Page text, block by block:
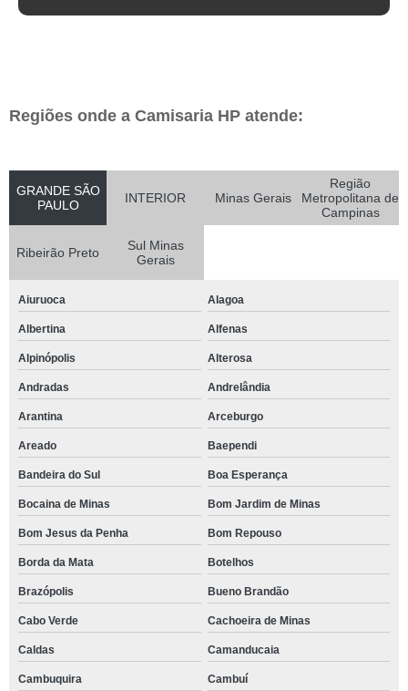
Regiões onde a Camisaria HP atende:
GRANDE SÃO
PAULO
INTERIOR Minas Gerais
Região
Metropolitana de
Campinas
Ribeirão Preto
Sul Minas
Gerais
Aiuruoca Alagoa
Albertina Alfenas
Alpinópolis Alterosa
Andradas Andrelândia
Arantina Arceburgo
Areado Baependi
Bandeira do Sul Boa Esperança
Bocaina de Minas Bom Jardim de Minas
Bom Jesus da Penha Bom Repouso
Borda da Mata Botelhos
Brazópolis Bueno Brandão
Cabo Verde Cachoeira de Minas
Caldas Camanducaia
Cambuquira Cambuí